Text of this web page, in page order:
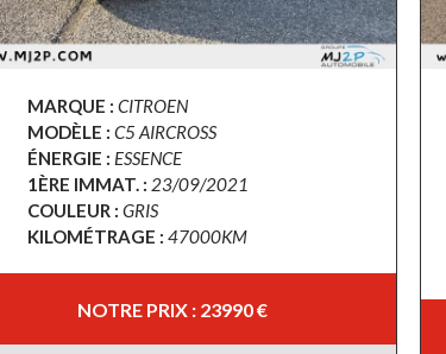
MARQUE : CITROEN
MODÈLE : C5 AIRCROSS
ÉNERGIE : ESSENCE
1ÈRE IMMAT. : 23/09/2021
COULEUR : GRIS
KILOMÉTRAGE : 47000KM
NOTRE PRIX : 23990 €